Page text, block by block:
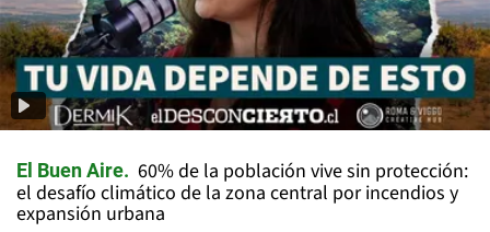
El Buen Aire
60% de la población vive sin protección:
el desafío climático de la zona central por incendios y
expansión urbana